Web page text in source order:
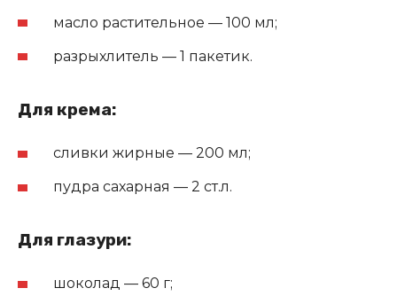
масло растительное — 100 мл;
разрыхлитель — 1 пакетик.
Для крема:
сливки жирные — 200 мл;
пудра сахарная — 2 ст.л.
Для глазури:
шоколад — 60 г;